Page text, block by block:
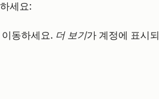
세요:
이동하세요. 더 보기가 계정에 표시되